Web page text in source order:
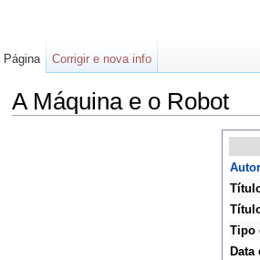
A Máquina e o Robot
Tipo
Página Corrigir e nova info